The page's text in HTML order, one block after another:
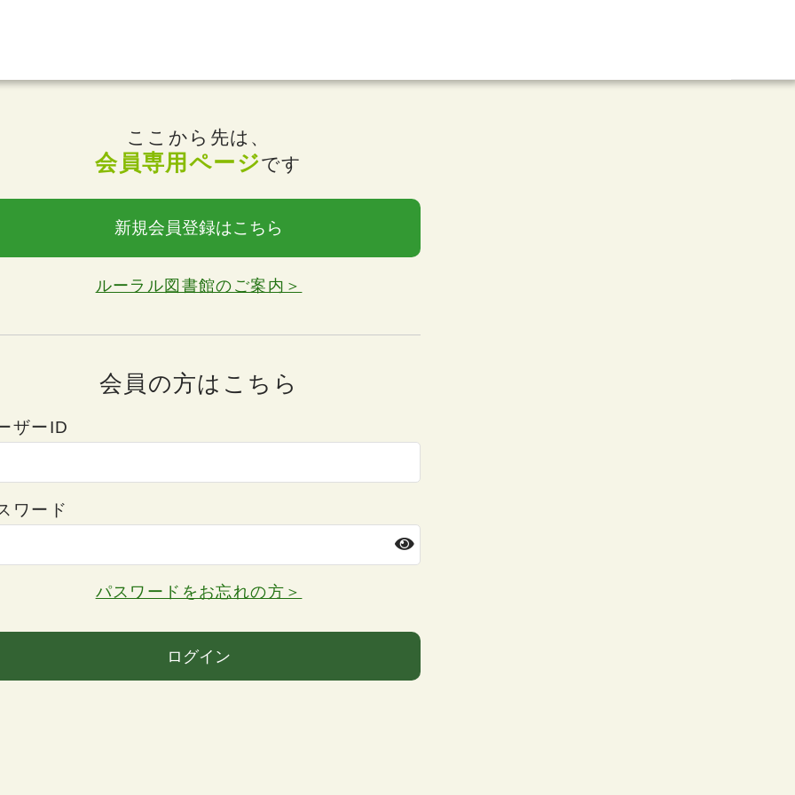
ここから先は、
会員専用ページです
新規会員登録はこちら
ルーラル図書館のご案内＞
会員の方はこちら
ザーID
ワード
パスワードをお忘れの方＞
ログイン